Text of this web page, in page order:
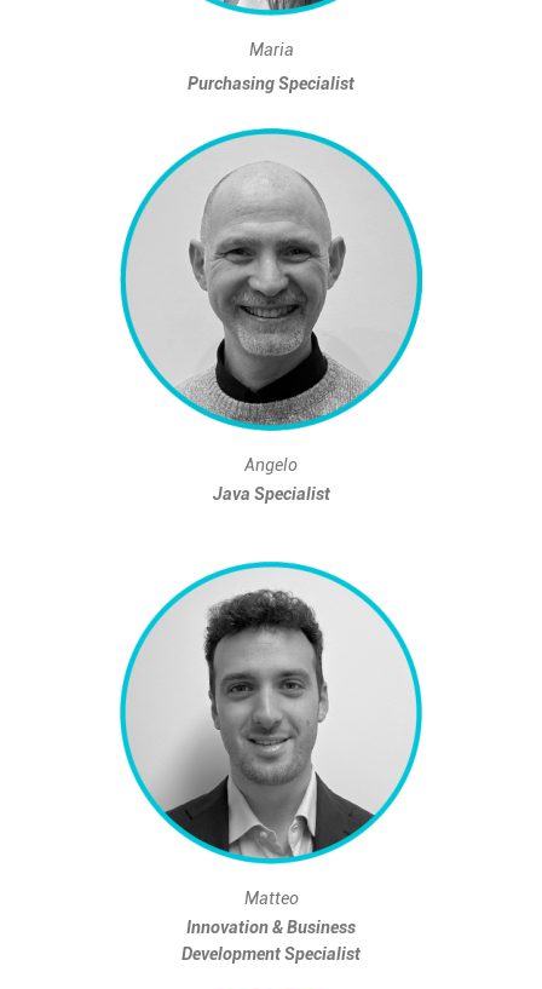
Maria
Purchasing Specialist
Angelo
Java Specialist
Matteo
Innovation & Business
Development Specialist